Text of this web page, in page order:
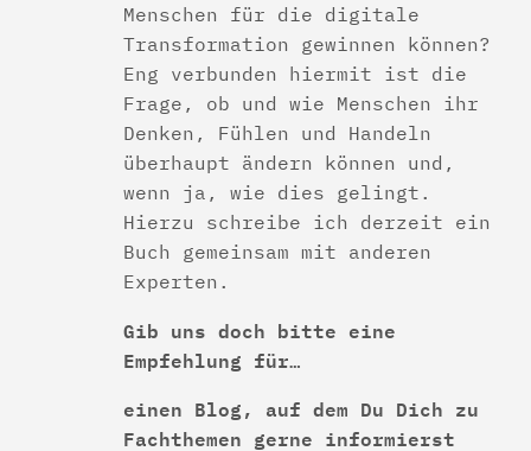
Menschen für die digitale
Transformation gewinnen können?
Eng verbunden hiermit ist die
Frage, ob und wie Menschen ihr
Denken, Fühlen und Handeln
überhaupt ändern können und,
wenn ja, wie dies gelingt.
Hierzu schreibe ich derzeit ein
Buch gemeinsam mit anderen
Experten.
Gib uns doch bitte eine
Empfehlung für…
einen Blog, auf dem Du Dich zu
Fachthemen gerne informierst